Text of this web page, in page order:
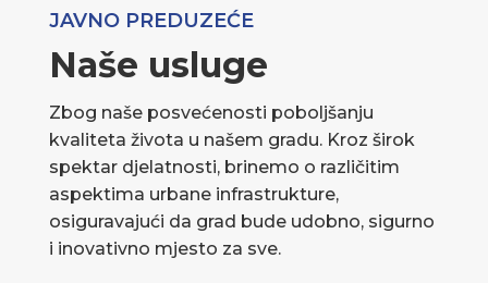
JAVNO PREDUZEĆE
Naše usluge
Zbog naše posvećenosti poboljšanju
kvaliteta života u našem gradu. Kroz širok
spektar djelatnosti, brinemo o različitim
aspektima urbane infrastrukture,
osiguravajući da grad bude udobno, sigurno
i inovativno mjesto za sve.